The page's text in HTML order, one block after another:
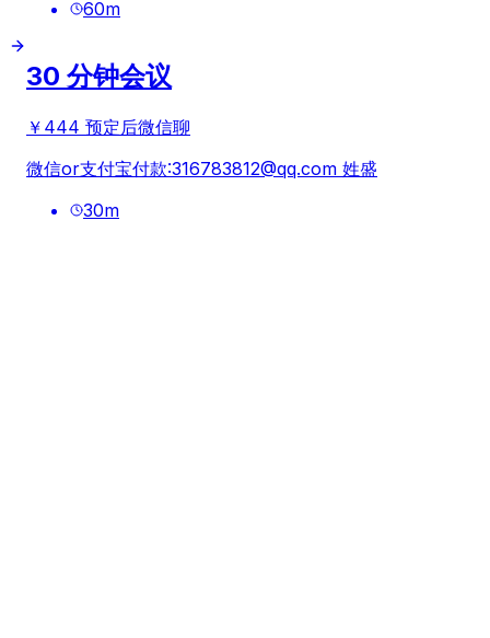
60m
30 分钟会议
￥444 预定后微信聊
微信or支付宝付款:316783812@qq.com 姓盛
30m